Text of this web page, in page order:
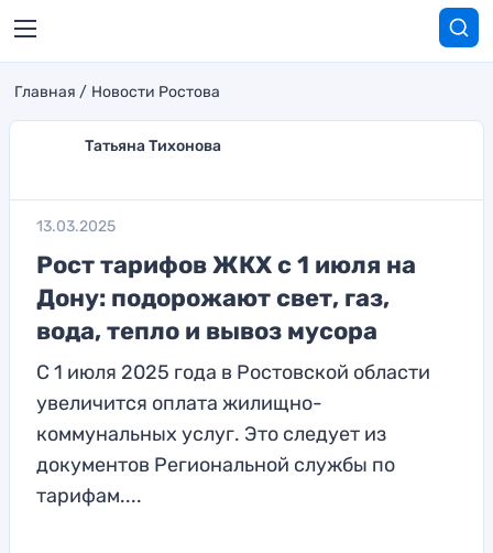
Главная Новости Ростова
Татьяна Тихонова
13.03.2025
Рост тарифов ЖКХ с 1 июля на
Дону: подорожают свет, газ,
вода, тепло и вывоз мусора
С 1 июля 2025 года в Ростовской области
увеличится оплата жилищно-
коммунальных услуг. Это следует из
документов Региональной службы по
тарифам....